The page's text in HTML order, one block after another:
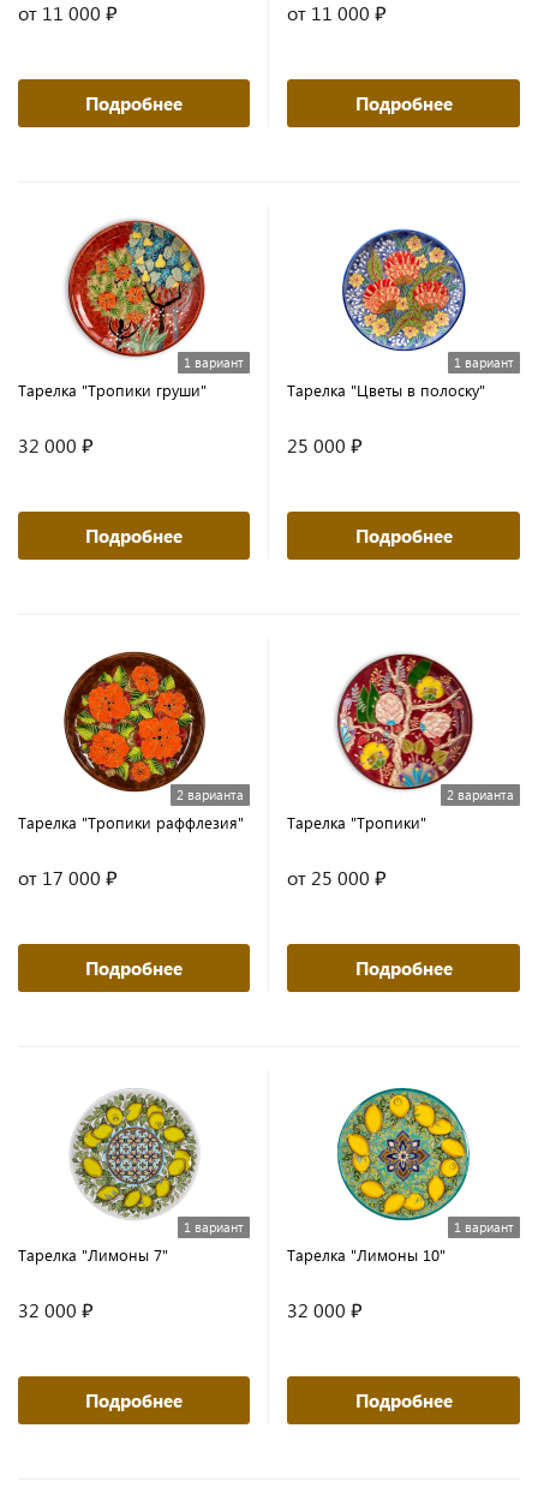
от 11 000 ₽
Подробнее
от 11 000 ₽
Подробнее
1 вариант
Тарелка "Тропики груши"
32 000 ₽
Подробнее
1 вариант
Тарелка "Цветы в полоску"
25 000 ₽
Подробнее
2 варианта
Тарелка "Тропики раффлезия"
от 17 000 ₽
Подробнее
2 варианта
Тарелка "Тропики"
от 25 000 ₽
Подробнее
1 вариант
Тарелка "Лимоны 7"
32 000 ₽
Подробнее
1 вариант
Тарелка "Лимоны 10"
32 000 ₽
Подробнее